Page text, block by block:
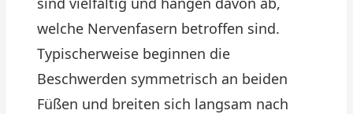
welche Nervenfasern betroffen sind.
Typischerweise beginnen die
Beschwerden symmetrisch an beiden
Füßen und breiten sich langsam nach